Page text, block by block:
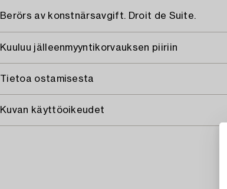
Berörs av konstnärsavgift. Droit de Suite.
Kuuluu jälleenmyyntikorvauksen piiriin
Tietoa ostamisesta
Kuvan käyttöoikeudet